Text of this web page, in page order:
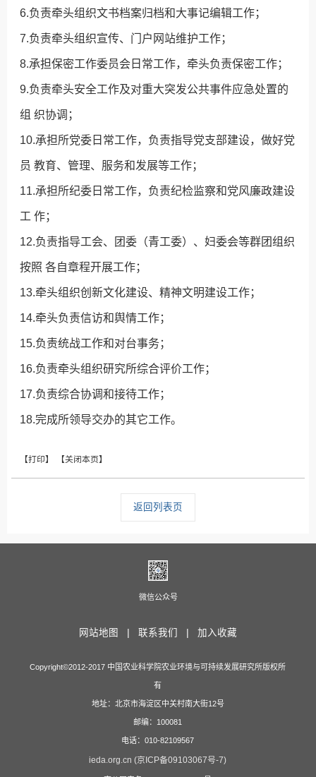
6.负责牵头组织文书档案归档和大事记编辑工作；
7.负责牵头组织宣传、门户网站维护工作；
8.承担保密工作委员会日常工作，牵头负责保密工作；
9.负责牵头安全工作及对重大突发公共事件应急处置的
组 织协调；
10.承担所党委日常工作，负责指导党支部建设，做好党
员 教育、管理、服务和发展等工作；
11.承担所纪委日常工作，负责纪检监察和党风廉政建设
工 作；
12.负责指导工会、团委（青工委）、妇委会等群团组织
按照 各自章程开展工作；
13.牵头组织创新文化建设、精神文明建设工作；
14.牵头负责信访和舆情工作；
15.负责统战工作和对台事务；
16.负责牵头组织研究所综合评价工作；
17.负责综合协调和接待工作；
18.完成所领导交办的其它工作。
返回列表页
微信公众号
网站地图 | 联系我们 | 加入收藏
Copyright©2012-2017 中国农业科学院农业环境与可持续发展研究所版权所
有
地址：北京市海淀区中关村南大街12号
邮编：100081
电话：010-82109567
ieda.org.cn (京ICP备09103067号-7)